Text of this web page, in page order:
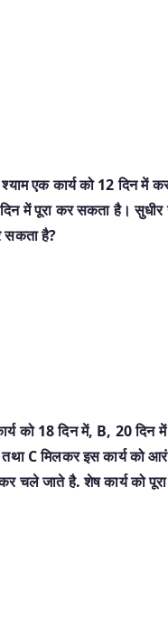
एक कार्य को 12 दिन में
में पूरा कर सकता है।
सकता है?
को 18 दिन में, B, 20 दिन
C मिलकर इस कार्य को
चले जाते है. शेष कार्य को